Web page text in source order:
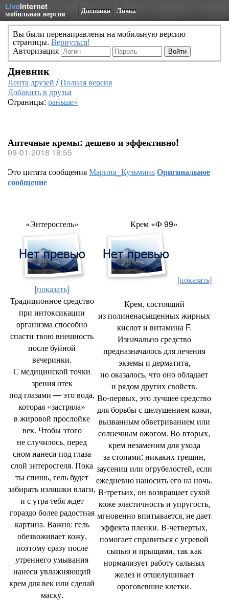
LiveInternet
мобильная версия Дневники Личка
Вы были перенаправлены на мобильную версию
страницы. Вернуться!
Авторизация
Дневник
Лента друзей /Полная версия
Добавить в друзья
Страницы: раньше»
Аптечные кремы: дешево и эффективно!
09-01-2018 18:55
Это цитата сообщенияМарина_КузьминаОригинальное
сообщение
«Энтеросгель»
[показать]
Традиционное средство
при интоксикации
организма способно
спасти твою внешность
после буйной
вечеринки.
С медицинской точки
зрения отек
под глазами — это вода,
которая «застряла»
в жировой прослойке
век. Чтобы этого
не случилось, перед
сном нанеси под глаза
слой энтеросгеля. Пока
ты спишь, гель будет
забирать излишки влаги,
и с утра тебя ждет
гораздо более радостная
картина. Важно: гель
обезвоживает кожу,
поэтому сразу после
утреннего умывания
нанеси увлажняющий
крем для век или сделай
маску.
Крем «Ф 99»
[показать]
Крем, состоящий
из полиненасыщенных жирных
кислот и витамина F.
Изначально средство
предназначалось для лечения
экземы и дерматита,
но оказалось, что оно обладает
и рядом других свойств.
Во‑первых, это лучшее средство
для борьбы с шелушением кожи,
вызванным обветриванием или
солнечным ожогом. Во‑вторых,
крем незаменим для ухода
за стопами: никаких трещин,
заусениц или огрубелостей, если
ежедневно наносить его на ночь.
В-третьих, он возвращает сухой
коже эластичность и упругость,
мгновенно впитывается, не дает
эффекта пленки. В-четвертых,
помогает справиться с угревой
сыпью и прыщами, так как
нормализует работу сальных
желез и отшелушивает
ороговевшие клетки.